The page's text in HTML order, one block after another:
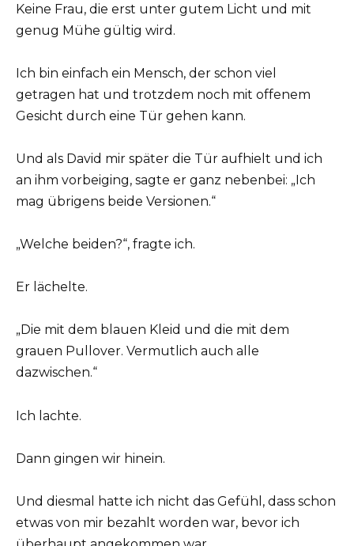
Keine Frau, die erst unter gutem Licht und mit
genug Mühe gültig wird.
Ich bin einfach ein Mensch, der schon viel
getragen hat und trotzdem noch mit offenem
Gesicht durch eine Tür gehen kann.
Und als David mir später die Tür aufhielt und ich
an ihm vorbeiging, sagte er ganz nebenbei: „Ich
mag übrigens beide Versionen.“
„Welche beiden?“, fragte ich.
Er lächelte.
„Die mit dem blauen Kleid und die mit dem
grauen Pullover. Vermutlich auch alle
dazwischen.“
Ich lachte.
Dann gingen wir hinein.
Und diesmal hatte ich nicht das Gefühl, dass schon
etwas von mir bezahlt worden war, bevor ich